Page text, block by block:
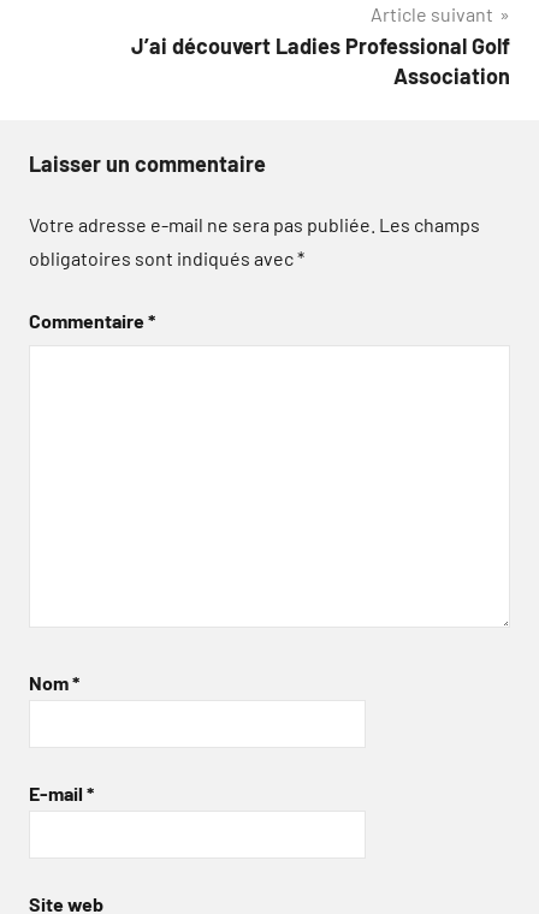
Article suivant
J’ai découvert Ladies Professional Golf
Association
Laisser un commentaire
Votre adresse e-mail ne sera pas publiée. Les champs
obligatoires sont indiqués avec*
Commentaire*
Nom*
E-mail *
Site web